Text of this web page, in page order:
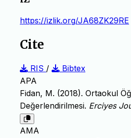
https://izlik.org/JA68ZK29RE
Cite
RIS /
Bibtex
APA
Fidan, M. (2018). Ortaokul
Değerlendirilmesi. Erciyes
AMA